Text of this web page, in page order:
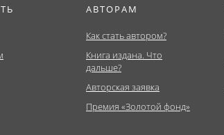
АВТОРАМ
Как стать автором?
Книга издана. Что
дальше?
Авторская заявка
Премия «Золотой фонд»